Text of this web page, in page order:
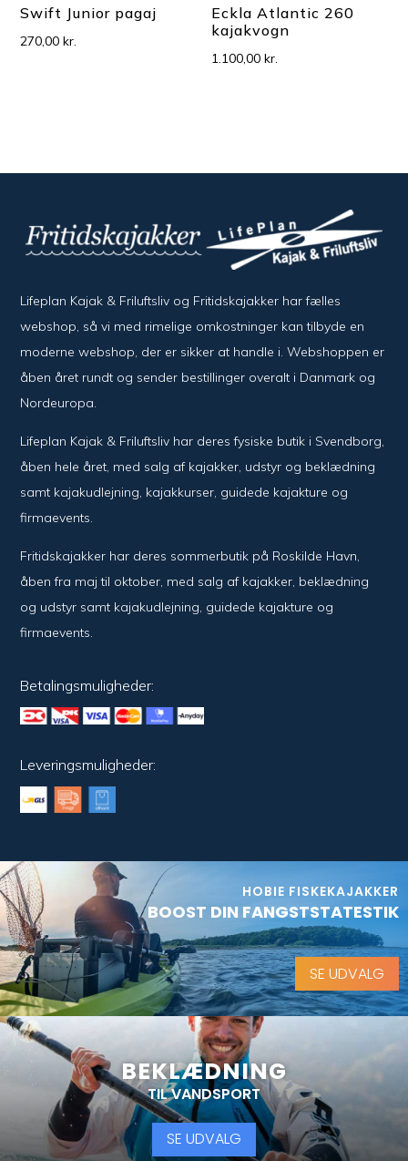
Swift Junior pagaj
270,00kr.
Eckla Atlantic 260
kajakvogn
1.100,00kr.
Lifeplan Kajak & Friluftsliv og Fritidskajakker har fælles
webshop, så vi med rimelige omkostninger kan tilbyde en
moderne webshop, der er sikker at handle i. Webshoppen er
åben året rundt og sender bestillinger overalt i Danmark og
Nordeuropa.
Lifeplan Kajak & Friluftsliv har deres fysiske butik i Svendborg,
åben hele året, med salg af kajakker, udstyr og beklædning
samt kajakudlejning, kajakkurser, guidede kajakture og
firmaevents.
Fritidskajakker har deres sommerbutik på Roskilde Havn,
åben fra maj til oktober, med salg af kajakker, beklædning
og udstyr samt kajakudlejning, guidede kajakture og
firmaevents.
Betalingsmuligheder:
Leveringsmuligheder:
HOBIE FISKEKAJAKKER
BOOST DIN FANGSTSTATESTIK
SE UDVALG
BEKLÆDNING
TIL VANDSPORT
SE UDVALG